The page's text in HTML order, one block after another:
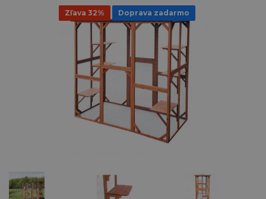
Zľava 32% Doprava zadarmo